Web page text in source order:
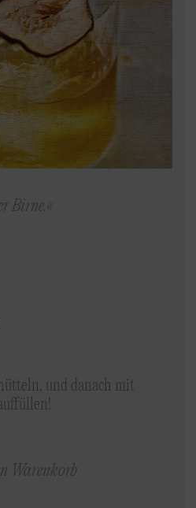
Birne.«
und danach mit
Warenkorb